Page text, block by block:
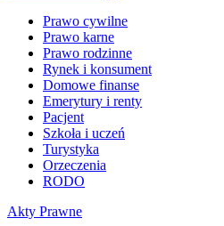
Prawo cywilne
Prawo karne
Prawo rodzinne
Rynek i konsument
Domowe finanse
Emerytury i renty
Pacjent
Szkoła i uczeń
Turystyka
Orzeczenia
RODO
Akty Prawne